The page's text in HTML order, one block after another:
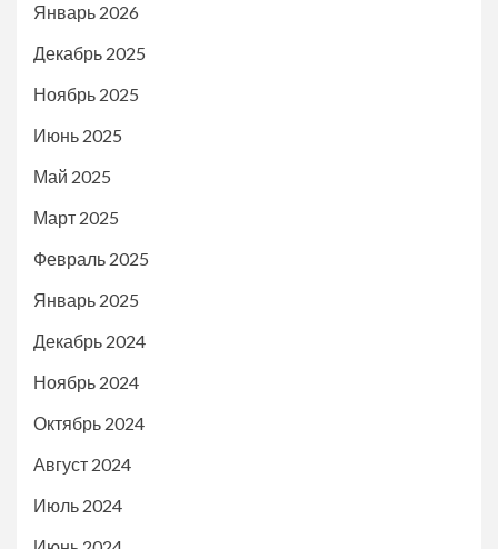
Январь 2026
Декабрь 2025
Ноябрь 2025
Июнь 2025
Май 2025
Март 2025
Февраль 2025
Январь 2025
Декабрь 2024
Ноябрь 2024
Октябрь 2024
Август 2024
Июль 2024